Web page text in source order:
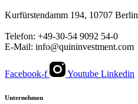
Kurfürstendamm 194, 10707 Berlin
Telefon: +49-30-54 9092 54-0
E-Mail: info@quininvestment.com
Facebook-f Youtube Linkedin
Unternehmen